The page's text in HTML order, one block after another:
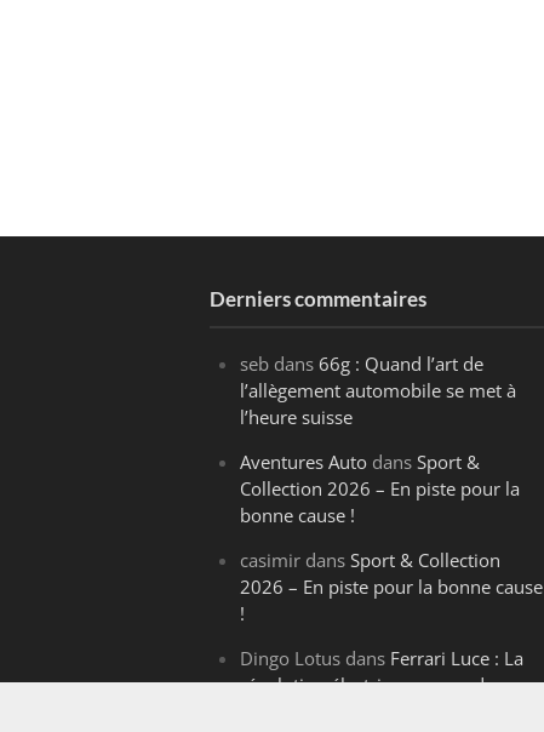
Derniers commentaires
seb dans66g : Quand l’art de
l’allègement automobile se met à
l’heure suisse
Aventures Auto dansSport &
Collection 2026 – En piste pour la
bonne cause !
casimir dansSport & Collection
2026 – En piste pour la bonne cause
!
Dingo Lotus dans Ferrari Luce : La
révolution électrique venue de